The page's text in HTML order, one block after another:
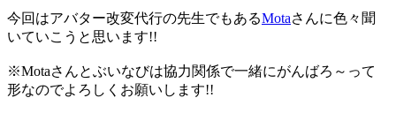
今回はアバター改変代行の先生でもあるMotaさんに色々聞
いていこうと思います!!
※Motaさんとぶいなびは協力関係で一緒にがんばろ～って
形なのでよろしくお願いします!!